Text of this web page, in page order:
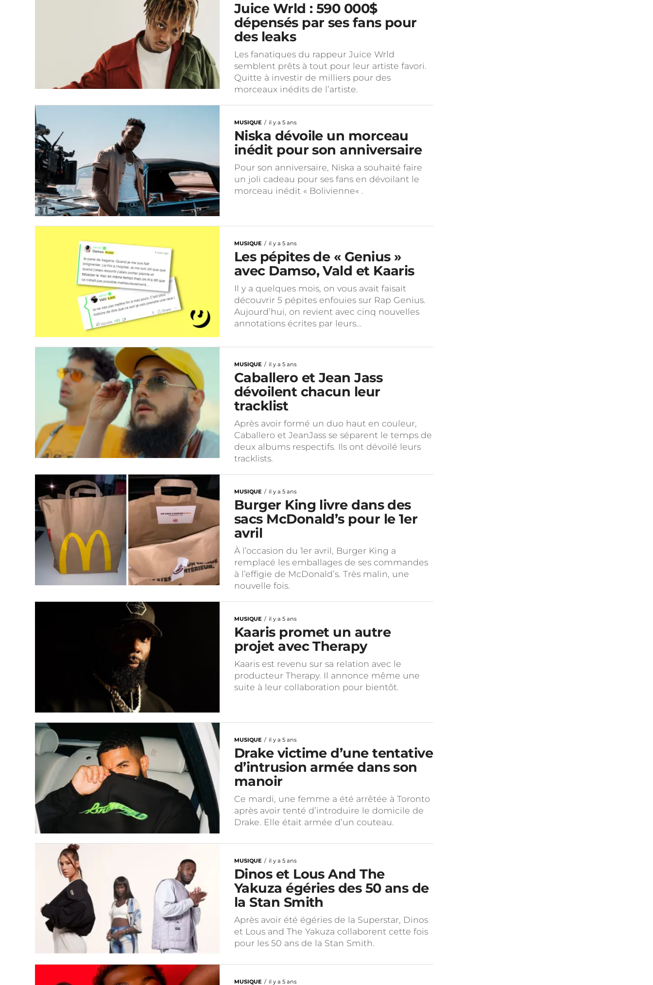
Juice Wrld : 590 000$
dépensés par ses fans pour
des leaks
Les fanatiques du rappeur Juice Wrld
semblent prêts à tout pour leur artiste favori.
Quitte à investir de milliers pour des
morceaux inédits de l’artiste.
MUSIQUE il y a 5 ans
Niska dévoile un morceau
inédit pour son anniversaire
Pour son anniversaire, Niska a souhaité faire
un joli cadeau pour ses fans en dévoilant le
morceau inédit « Bolivienne« .
MUSIQUE il y a 5 ans
Les pépites de « Genius »
avec Damso, Vald et Kaaris
Il y a quelques mois, on vous avait faisait
découvrir 5 pépites enfouies sur Rap Genius.
Aujourd’hui, on revient avec cinq nouvelles
annotations écrites par leurs...
MUSIQUE il y a 5 ans
Caballero et Jean Jass
dévoilent chacun leur
tracklist
Après avoir formé un duo haut en couleur,
Caballero et JeanJass se séparent le temps de
deux albums respectifs. Ils ont dévoilé leurs
tracklists.
MUSIQUE il y a 5 ans
Burger King livre dans des
sacs McDonald’s pour le 1er
avril
À l’occasion du 1er avril, Burger King a
remplacé les emballages de ses commandes
à l’effigie de McDonald’s. Très malin, une
nouvelle fois.
MUSIQUE il y a 5 ans
Kaaris promet un autre
projet avec Therapy
Kaaris est revenu sur sa relation avec le
producteur Therapy. Il annonce même une
suite à leur collaboration pour bientôt.
MUSIQUE il y a 5 ans
Drake victime d’une tentative
d’intrusion armée dans son
manoir
Ce mardi, une femme a été arrêtée à Toronto
après avoir tenté d’introduire le domicile de
Drake. Elle était armée d’un couteau.
MUSIQUE il y a 5 ans
Dinos et Lous And The
Yakuza égéries des 50 ans de
la Stan Smith
Après avoir été égéries de la Superstar, Dinos
et Lous and The Yakuza collaborent cette fois
pour les 50 ans de la Stan Smith.
MUSIQUE il y a 5 ans